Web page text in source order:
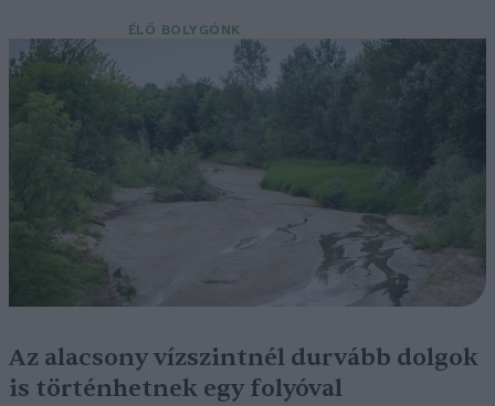
ÉLŐ BOLYGÓNK
Az alacsony vízszintnél durvább dolgok
is történhetnek egy folyóval